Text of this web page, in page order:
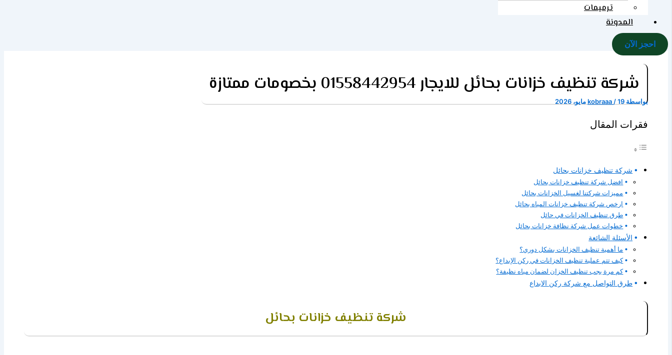
ترميمات
المدونة
احجز الآن
شركة تنظيف خزانات بحائل للايجار 01558442954 بخصومات ممتازة
بواسطة kobraaa /19 مايو، 2026
فقرات المقال
شركة تنظيف خزانات بحائل
افضل شركة تنظيف خزانات بحائل
مميزات شركتنا لغسيل الخزانات بحائل
ارخص شركة تنظيف خزانات المياه بحائل
طرق تنظيف الخزانات في حائل
خطوات عمل شركة نظافة خزانات بحائل
الأسئلة الشائعة
ما أهمية تنظيف الخزانات بشكل دوري؟
كيف تتم عملية تنظيف الخزانات في ركن الإبداع؟
كم مرة يجب تنظيف الخزان لضمان مياه نظيفة؟
طرق التواصل مع شركة ركن الابداع
شركة تنظيف خزانات بحائل